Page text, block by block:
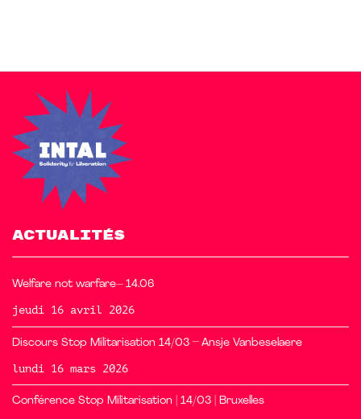
ACTUALITÉS
Welfare not warfare– 14.06
jeudi 16 avril 2026
Discours Stop Militarisation 14/03 – Ansje Vanbeselaere
lundi 16 mars 2026
Conférence Stop Militarisation | 14/03 | Bruxelles